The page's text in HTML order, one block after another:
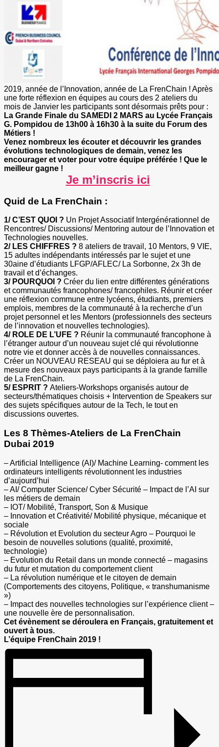
2019, année de l’Innovation, année de La FrenChain ! Après
une forte réflexion en équipes au cours des 2 ateliers du
mois de Janvier les participants sont désormais prêts pour :
La Grande Finale du SAMEDI 2 MARS au Lycée Français
G. Pompidou de 13h00 à 16h30 à la suite du Forum des
Métiers !
Venez nombreux les écouter et découvrir les grandes
évolutions technologiques de demain, venez les
encourager et voter pour votre équipe préférée ! Que le
meilleur gagne !
Je m’inscris ici
Quid de La FrenChain :
1/ C’EST QUOI ? Un Projet Associatif Intergénérationnel de
Rencontres/ Discussions/ Mentoring autour de l’Innovation et
Technologies nouvelles.
2/ LES CHIFFRES ? 8 ateliers de travail, 10 Mentors, 9 VIE,
15 adultes indépendants intéressés par le sujet et une
30aine d’étudiants LFGP/AFLEC/ La Sorbonne, 2x 3h de
travail et d’échanges.
3/ POURQUOI ? Créer du lien entre différentes générations
et communautés francophones/ francophiles. Réunir et créer
une réflexion commune entre lycéens, étudiants, premiers
emplois, membres de la communauté à la recherche d’un
projet personnel et les Mentors (professionnels des secteurs
de l’innovation et nouvelles technologies).
4/ ROLE DE L’UFE ? Réunir la communauté francophone à
l’étranger autour d’un nouveau sujet clé qui révolutionne
notre vie et donner accès à de nouvelles connaissances.
Créer un NOUVEAU RESEAU qui se déploiera au fur et à
mesure des nouveaux pays participants à la grande famille
de La FrenChain.
5/ ESPRIT ? Ateliers-Workshops organisés autour de
secteurs/thématiques choisis + Intervention de Speakers sur
des sujets spécifiques autour de la Tech, le tout en
discussions ouvertes.
Les 8 Thèmes-Ateliers de La FrenChain
Dubai 2019
– Artificial Intelligence (AI)/ Machine Learning- comment les
ordinateurs intelligents révolutionnent les industries
d’aujourd’hui
– AI/ Computer Science/ Cyber Sécurité – Impact de l’AI sur
les métiers de demain
– IOT/ Mobilité, Transport, Son & Musique
– Innovation et Créativité/ Mobilité physique, mécanique et
sociale
– Révolution et Evolution du secteur Agro – Pourquoi le
besoin de nouvelles solutions (qualité, proximité,
technologie)
– Evolution du Retail dans un monde connecté – magasins
du futur et mutation du comportement client
– La révolution numérique et le citoyen de demain
(Comportements des citoyens, Politique, « transhumanisme
»)
– Impact des nouvelles technologies sur l’expérience client –
une nouvelle ère de personnalisation.
Cet évènement se déroulera en Français, gratuitement et
ouvert à tous.
L’équipe FrenChain 2019 !